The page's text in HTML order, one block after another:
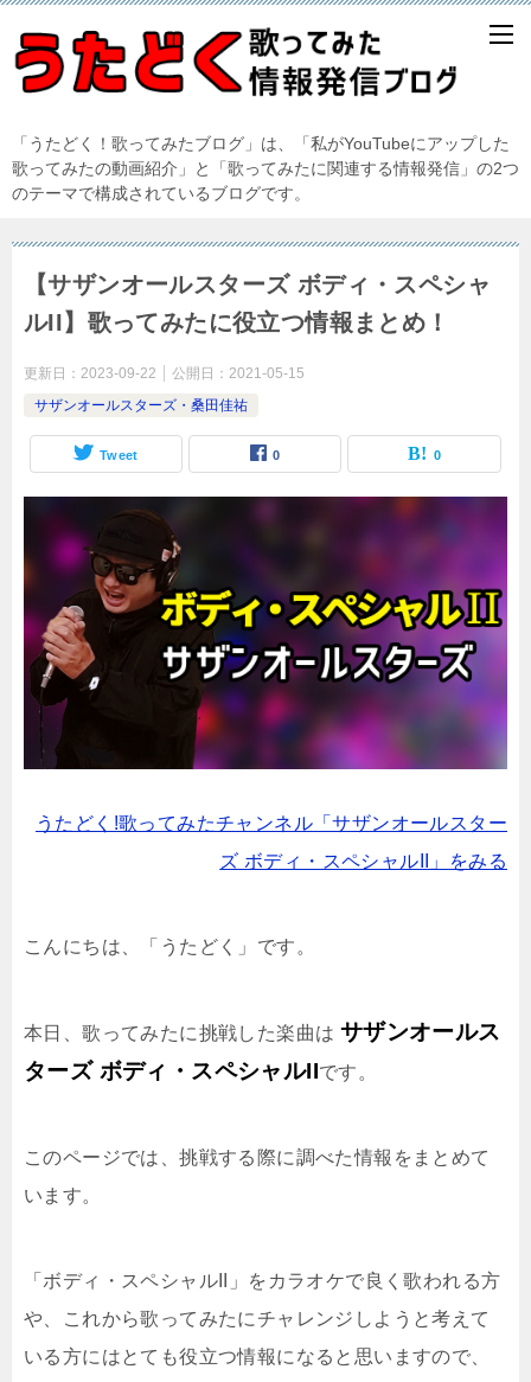
「うたどく！歌ってみたブログ」は、「私がYouTubeにアップした
歌ってみたの動画紹介」と「歌ってみたに関連する情報発信」の2つ
のテーマで構成されているブログです。
【サザンオールスターズ ボディ・スペシャ
ルII】歌ってみたに役立つ情報まとめ！
更新日： 2023-09-22 公開日： 2021-05-15
サザンオールスターズ・桑田佳祐
Tweet 0 0
うたどく!歌ってみたチャンネル「サザンオールスター
ズ ボディ・スペシャルII」をみる
こんにちは、「うたどく」です。
本日、歌ってみたに挑戦した楽曲は サザンオールス
ターズ ボディ・スペシャルIIです。
このページでは、挑戦する際に調べた情報をまとめて
います。
「ボディ・スペシャルII」をカラオケで良く歌われる方
や、これから歌ってみたにチャレンジしようと考えて
いる方にはとても役立つ情報になると思いますので、